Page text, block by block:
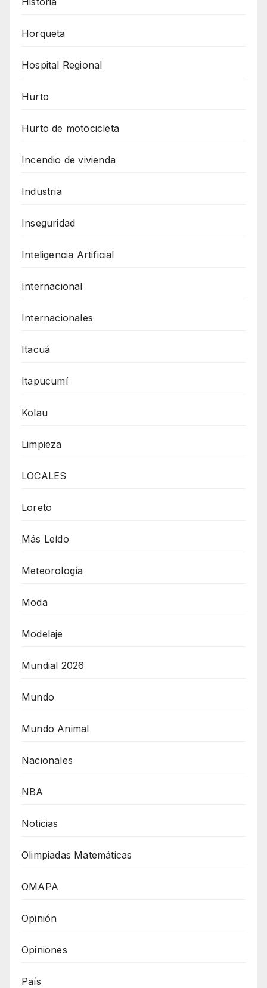
Horqueta
Hospital Regional
Hurto
Hurto de motocicleta
Incendio de vivienda
Industria
Inseguridad
Inteligencia Artificial
Internacional
Internacionales
Itacuá
Itapucumí
Kolau
Limpieza
LOCALES
Loreto
Más Leído
Meteorología
Moda
Modelaje
Mundial 2026
Mundo
Mundo Animal
Nacionales
NBA
Noticias
Olimpiadas Matemáticas
OMAPA
Opinión
Opiniones
País